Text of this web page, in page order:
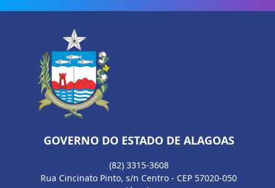
GOVERNO DO ESTADO DE ALAGOAS
(82) 3315-3608
Rua Cincinato Pinto, s/n Centro - CEP 57020-050